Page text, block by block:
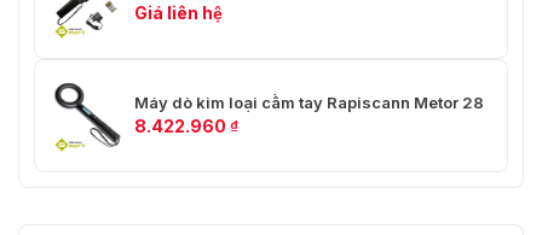
Giá liên hệ
Máy dò kim loại cầm tay Rapiscann Metor 28
8.422.960 ₫